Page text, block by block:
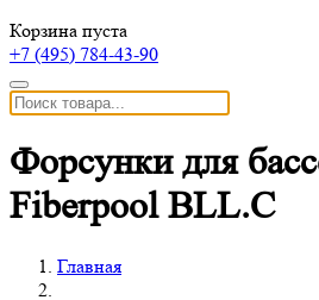
Корзина пуста
+7 (495) 784-43-90
Форсунки для
Fiberpool BLL.C
Главная